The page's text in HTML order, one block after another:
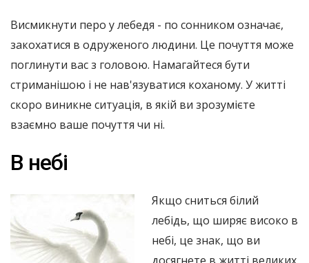
Висмикнути перо у лебедя - по сонником означає,
закохатися в одруженого людини. Це почуття може
поглинути вас з головою. Намагайтеся бути
стриманішою і не нав'язуватися коханому. У житті
скоро виникне ситуація, в якій ви зрозумієте
взаємно ваше почуття чи ні.
В небі
Якщо сниться білий
лебідь, що ширяє високо в
небі, це знак, що ви